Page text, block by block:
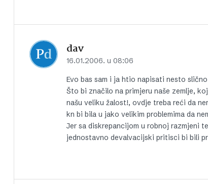
dav
16.01.2006. u 08:06
Evo bas sam i ja htio napisati nesto
Što bi značilo na primjeru naše zemlje,
našu veliku žalost!, ovdje treba reći da
kn bi bila u jako velikim problemima da
Jer sa diskrepancijom u robnoj razmjeni
jednostavno devalvacijski pritisci bi bili